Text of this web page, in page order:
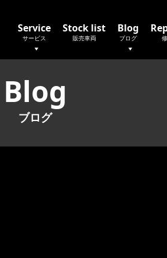
Service
サービス
Stock list
販売車両
Blog
ブログ
Blog
ブログ